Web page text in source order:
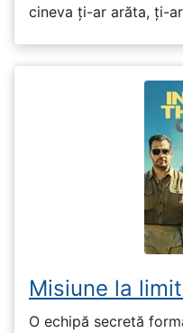
cineva ți-ar arăta, ți-
Misiune la
O echipă secretă